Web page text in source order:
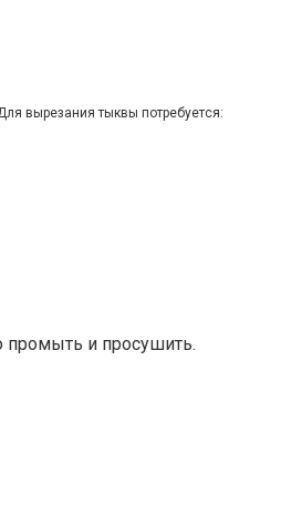
вырезания тыквы потребуется:
промыть и просушить.